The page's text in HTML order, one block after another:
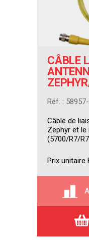
CÂBLE
Réf. :
Câble de
Zephyr et le
(5700/R7/
Prix unitaire